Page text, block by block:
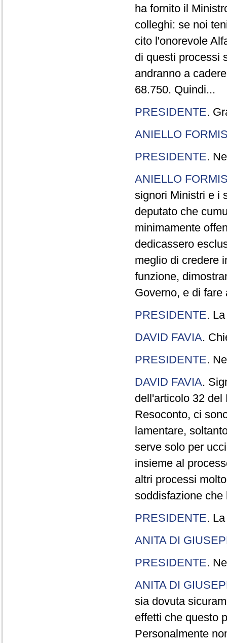
ha fornito il
colleghi: se noi
cito l'onorevole
di questi processi
andranno a
68.750. Quindi...
PRESIDENTE.
ANIELLO
PRESIDENTE.
ANIELLO
signori Ministri e i
deputato che
minimamente
dedicassero
meglio di credere
funzione,
Governo, e di
PRESIDENTE.
DAVID FAVIA.
PRESIDENTE.
DAVID FAVIA.
dell'articolo 32 del
Resoconto, ci
lamentare,
serve solo per
insieme al
altri processi
soddisfazione che
PRESIDENTE.
ANITA DI
PRESIDENTE.
ANITA DI
sia dovuta
effetti che questo
Personalmente